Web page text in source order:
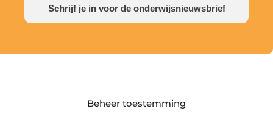
Beheer toestemming
Schrijf je in voor de onderwijsnieuwsbrief